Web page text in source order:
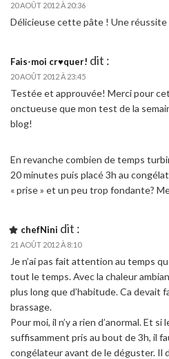
20 AOÛT 2012 À 20:36
Délicieuse cette pâte ! Une
Fais-moi cr♥quer! dit :
20 AOÛT 2012 À 23:45
Testée et approuvée! Merci pour
onctueuse que mon test de la
blog!
En revanche combien de temps
20 minutes puis placé 3h au
« prise » et un peu trop fondante?
chefNini dit :
21 AOÛT 2012 À 8:10
Je n’ai pas fait attention au temps
tout le temps. Avec la chaleur
plus long que d’habitude. Ca devait
brassage.
Pour moi, il n’y a rien d’anormal. Et si
suffisamment pris au bout de 3h, il
congélateur avant de le déguster. Il